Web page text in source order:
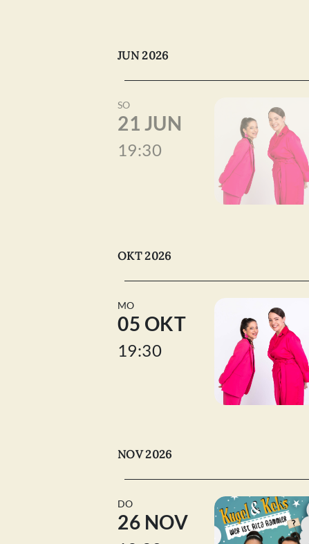
JUN 2026
SO
21 JUN
19:30
OKT 2026
MO
05 OKT
19:30
NOV 2026
DO
26 NOV